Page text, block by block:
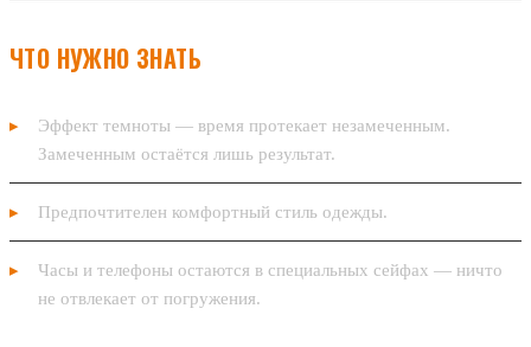
ЧТО НУЖНО ЗНАТЬ
Эффект темноты — время протекает незамеченным.
Замеченным остаётся лишь результат.
Предпочтителен комфортный стиль одежды.
Часы и телефоны остаются в специальных сейфах — ничто
не отвлекает от погружения.